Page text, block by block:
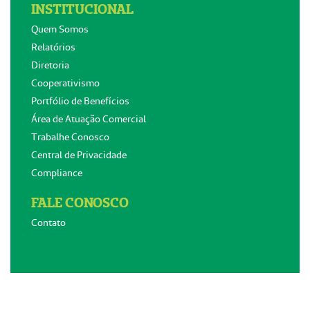
INSTITUCIONAL
Quem Somos
Relatórios
Diretoria
Cooperativismo
Portfólio de Benefícios
Área de Atuação Comercial
Trabalhe Conosco
Central de Privacidade
Compliance
FALE CONOSCO
Contato